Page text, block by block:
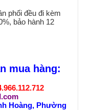
phối đều đi kèm
bảo hành 12
mua hàng:
Hoàng, Phường